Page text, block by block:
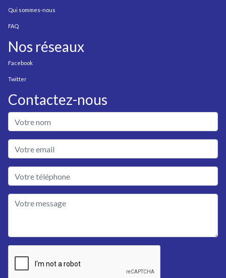
Qui sommes-nous
FAQ
Nos réseaux
Facebook
Twitter
Contactez-nous